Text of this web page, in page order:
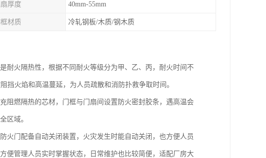
厚度 40mm-55mm
材质 冷轧钢板/木质/钢木质
耐火隔热性，根据不同耐火等级分为甲、乙、丙，耐火时间不
挡火焰和高温蔓延，为人员疏散和消防扑救争取时间。
阻燃隔热的芯材，门框与门扇间设置防火密封胶条，遇高温会
区域。
火门配备自动关闭装置，火灾发生时能自动关闭，也方便人员
便管理人员实时掌握状态，日常维护也比较简便，适配厂房大